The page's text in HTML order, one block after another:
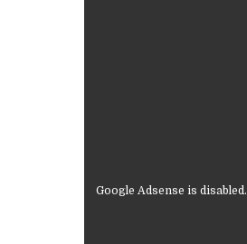
Google Adsense is disabled.